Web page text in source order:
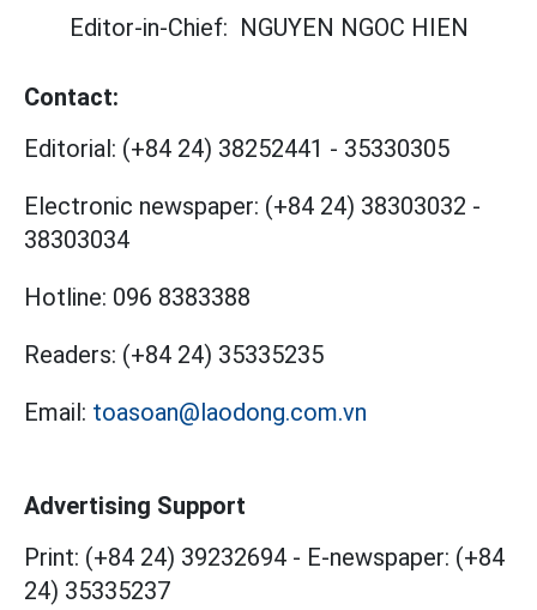
Editor-in-Chief: NGUYEN NGOC HIEN
Contact:
Editorial: (+84 24) 38252441 - 35330305
Electronic newspaper: (+84 24) 38303032 -
38303034
Hotline: 096 8383388
Readers: (+84 24) 35335235
Email: toasoan@laodong.com.vn
Advertising Support
Print: (+84 24) 39232694 - E-newspaper: (+84
24) 35335237